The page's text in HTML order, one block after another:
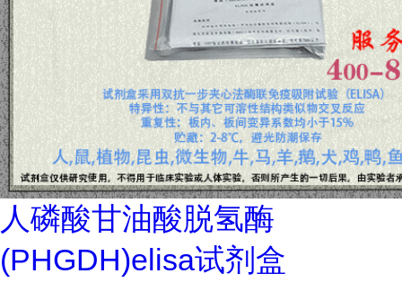
人磷酸甘油酸脱氢酶
(PHGDH)elisa试剂盒